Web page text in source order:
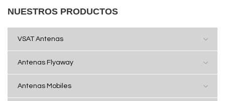
NUESTROS PRODUCTOS
VSAT Antenas
Antenas Flyaway
Antenas Mobiles